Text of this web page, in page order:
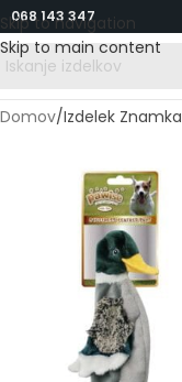
Skip to navigation
Skip to main content
068 143 347
Domov/Izdelek Znamka